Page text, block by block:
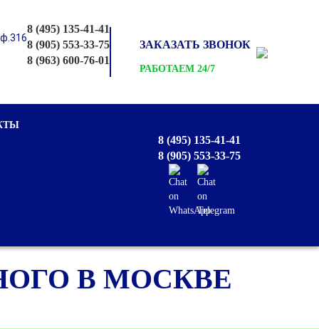
8 (495) 135-41-41
8 (905) 553-33-75
8 (495) 135-41-41
8 (905) 553-33-75
8 (963) 600-76-01
ЗАКАЗАТЬ ЗВОНОК
РАБОТАЕМ 24/7
В МОСКВЕ